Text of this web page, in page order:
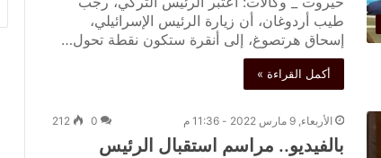
طيب أردوغان، أن زيارة الرئيس الإسرائيلي،
إسحاق هرتصوغ، إلى أنقرة ستكون نقطة تحول…
أكمل القراءة »
الأربعاء, 9 مارس 2022 - 11:36 م 0
212
بالفيديو.. مراسم استقبال الرئيس